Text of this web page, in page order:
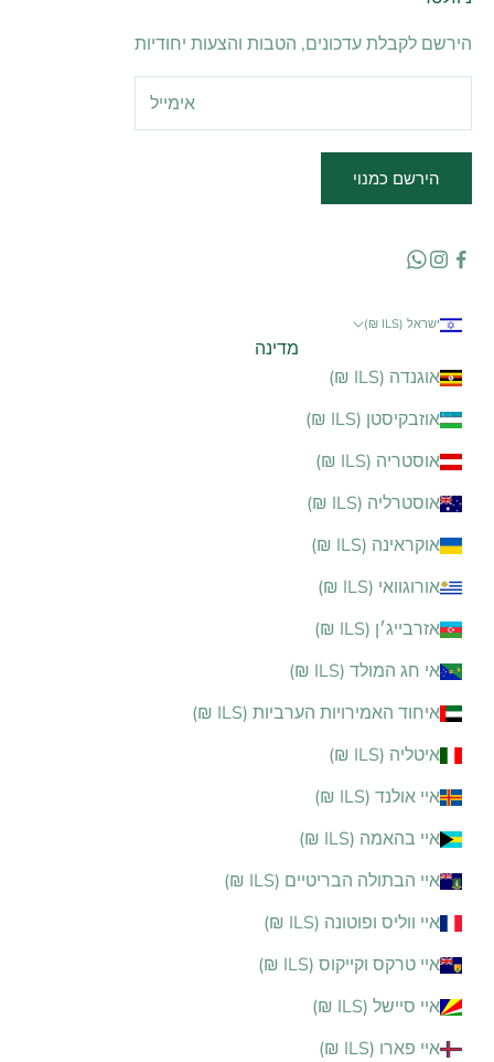
הירשם לקבלת עדכונים, הטבות והצעות יחודיות
הירשם כמנוי
ישראל (ILS ₪)
מדינה
אוגנדה (ILS ₪)
אוזבקיסטן (ILS ₪)
אוסטריה (ILS ₪)
אוסטרליה (ILS ₪)
אוקראינה (ILS ₪)
אורוגוואי (ILS ₪)
אזרבייג׳ן (ILS ₪)
אי חג המולד (ILS ₪)
איחוד האמירויות הערביות (ILS ₪)
איטליה (ILS ₪)
איי אולנד (ILS ₪)
איי בהאמה (ILS ₪)
איי הבתולה הבריטיים (ILS ₪)
איי ווליס ופוטונה (ILS ₪)
איי טרקס וקייקוס (ILS ₪)
איי סיישל (ILS ₪)
איי פארו (ILS ₪)